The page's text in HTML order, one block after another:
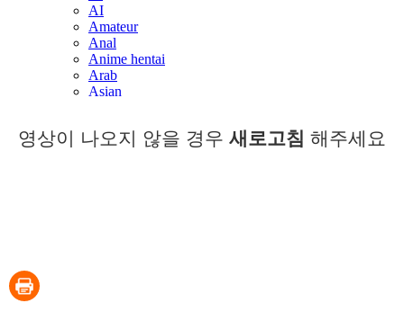
영상이 나오지 않을 경우 새로고침 해주세요